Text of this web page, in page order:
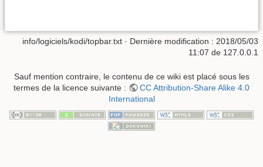
info/logiciels/kodi/topbar.txt · Dernière modification : 2018/05/03
11:07 de 127.0.0.1
Sauf mention contraire, le contenu de ce wiki est placé sous les
termes de la licence suivante :
CC Attribution-Share Alike 4.0
International